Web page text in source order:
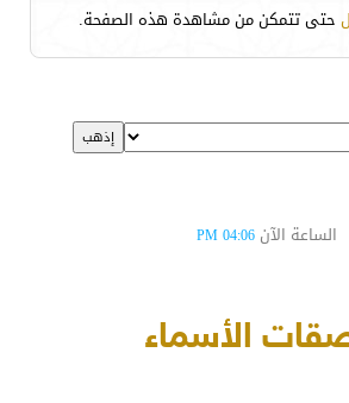
حتى تتمكن من مشاهدة هذه الصفحة.
الساعة الآن 04:06 PM
الأسماء